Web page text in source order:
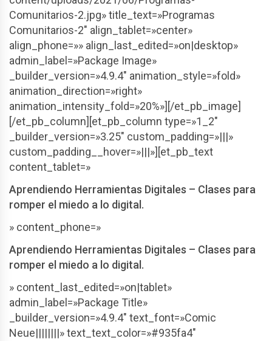
Comunitarios-2.jpg» title_text=»Programas
Comunitarios-2″ align_tablet=»center»
align_phone=»» align_last_edited=»on|desktop»
admin_label=»Package Image»
_builder_version=»4.9.4″ animation_style=»fold»
animation_direction=»right»
animation_intensity_fold=»20%»][/et_pb_image]
[/et_pb_column][et_pb_column type=»1_2″
_builder_version=»3.25″ custom_padding=»|||»
custom_padding__hover=»|||»][et_pb_text
content_tablet=»
Aprendiendo Herramientas Digitales – Clases para
romper el miedo a lo digital.
» content_phone=»
Aprendiendo Herramientas Digitales – Clases para
romper el miedo a lo digital.
» content_last_edited=»on|tablet»
admin_label=»Package Title»
_builder_version=»4.9.4″ text_font=»Comic
Neue||||||||» text_text_color=»#935fa4″